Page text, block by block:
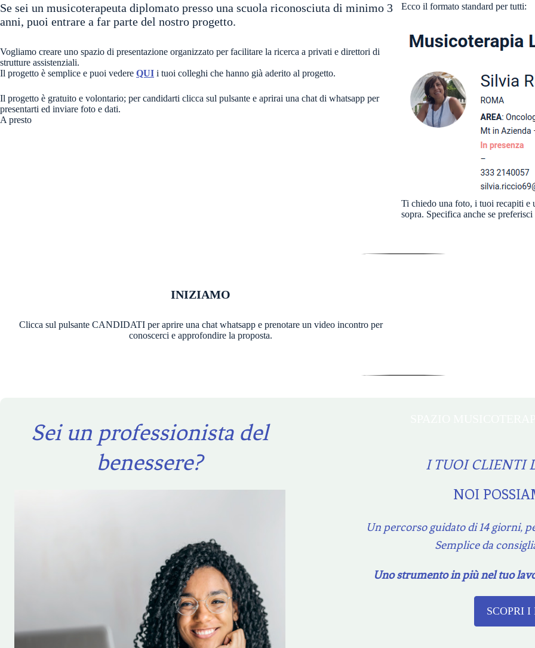
Se sei un musicoterapeuta diplomato presso una scuola riconosciuta di minimo 3
anni, puoi entrare a far parte del nostro progetto.
Vogliamo creare uno spazio di presentazione organizzato per facilitare la ricerca a privati e direttori di
strutture assistenziali.
Il progetto è semplice e puoi vedere QUI i tuoi colleghi che hanno già aderito al progetto.
Il progetto è gratuito e volontario; per candidarti clicca sul pulsante e aprirai una chat di whatsapp per
presentarti ed inviare foto e dati.
A presto
Ecco il formato standard per tutti:
Ti chiedo una foto, i tuoi recapiti e
sopra. Specifica anche se
INIZIAMO
Clicca sul pulsante CANDIDATI per aprire una chat whatsapp e prenotare un video incontro per
conoscerci e approfondire la proposta.
Sei un professionista del
benessere?
I TUOI CLIENTI
NOI
Un percorsoguidato di 14 giorni,
Semplice da
Uno strumento in più nel tuo
SCOPRI